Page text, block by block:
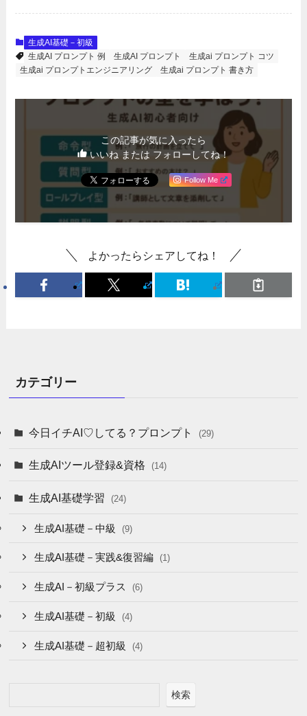
生成AI基礎－初級
生成AI プロンプト 例
生成AI プロンプト
生成ai プロンプト コツ
生成ai プロンプトエンジニアリング
生成ai プロンプト 書き方
この記事が気に入ったら
いいね または フォローしてね！
Follow Me
よかったらシェアしてね！
カテゴリー
今日イチAI♡してる？プロンプト (29)
生成AIツール登録&資格 (14)
生成AI基礎学習 (24)
生成AI基礎－中級 (9)
生成AI基礎－実践&復習編 (1)
生成AI－初級プラス (6)
生成AI基礎－初級 (4)
生成AI基礎－超初級 (4)
検索